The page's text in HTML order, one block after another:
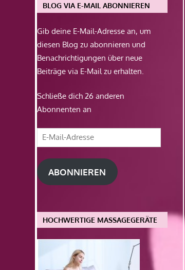
BLOG VIA E-MAIL ABONNIEREN
Gib deine E-Mail-Adresse an, um
diesen Blog zu abonnieren und
Benachrichtigungen über neue
Beiträge via E-Mail zu erhalten.
Schließe dich 26 anderen
Abonnenten an
E-
Mail-
Adresse
ABONNIEREN
HOCHWERTIGE MASSAGEGERÄTE